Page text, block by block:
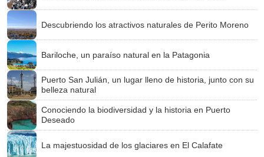
Descubriendo los atractivos naturales de Perito Moreno
Bariloche, un paraíso natural en la Patagonia
Puerto San Julián, un lugar lleno de historia, junto con su
belleza natural
Conociendo la biodiversidad y la historia en Puerto
Deseado
La majestuosidad de los glaciares en El Calafate